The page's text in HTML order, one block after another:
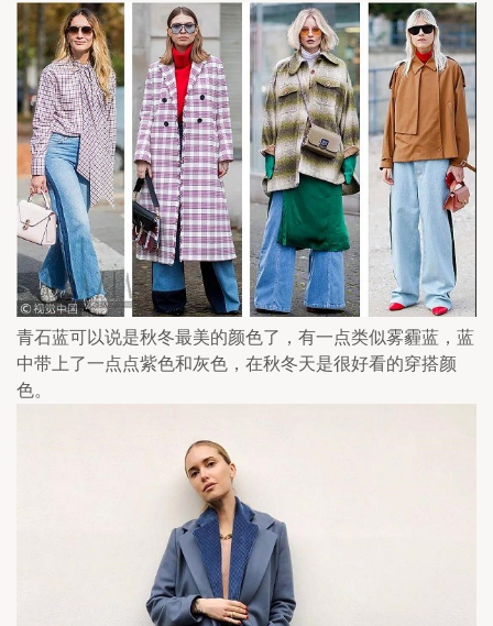
青石蓝可以说是秋冬最美的颜色了，有一点类似雾霾蓝，蓝
中带上了一点点紫色和灰色，在秋冬天是很好看的穿搭颜
色。